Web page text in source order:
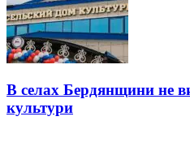
В селах Бердянщини не
культури